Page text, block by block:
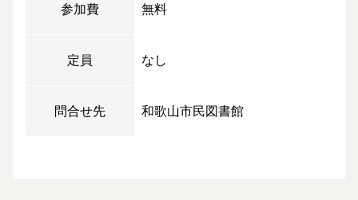
参加費 無料
定員 なし
問合せ先 和歌山市民図書館